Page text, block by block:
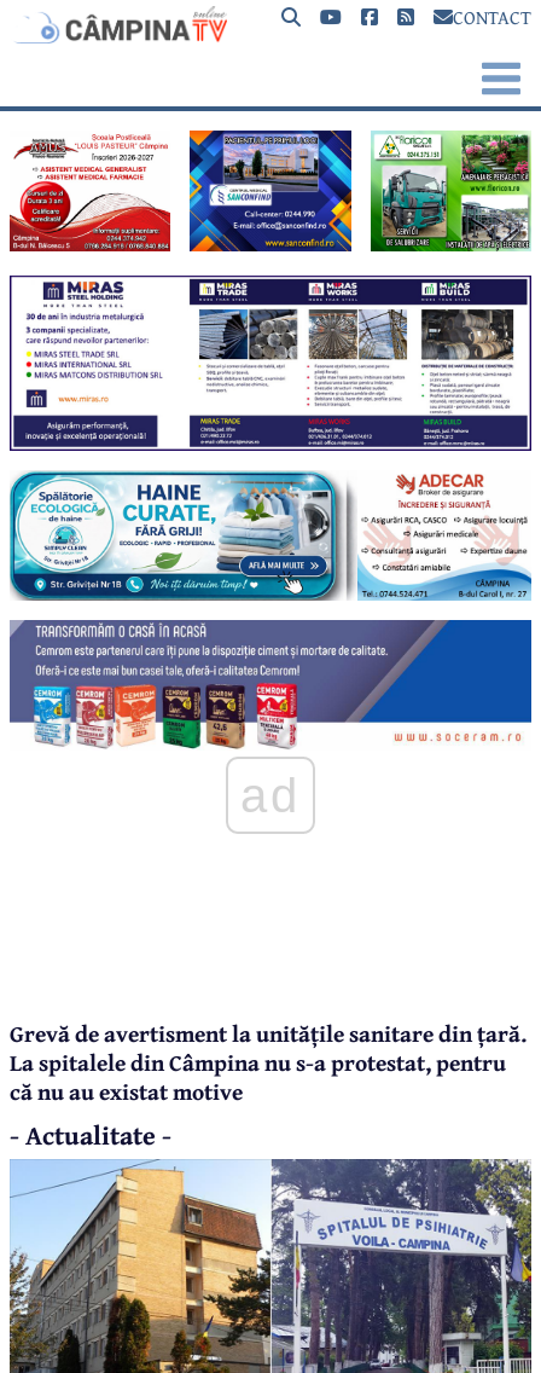
CONTACT
ad
Grevă de avertisment la unitățile sanitare din țară.
La spitalele din Câmpina nu s-a protestat, pentru
că nu au existat motive
- Actualitate -